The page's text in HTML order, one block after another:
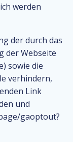
werden
der durch das
der Webseite
sowie die
verhindern,
Link
und
gaoptout?